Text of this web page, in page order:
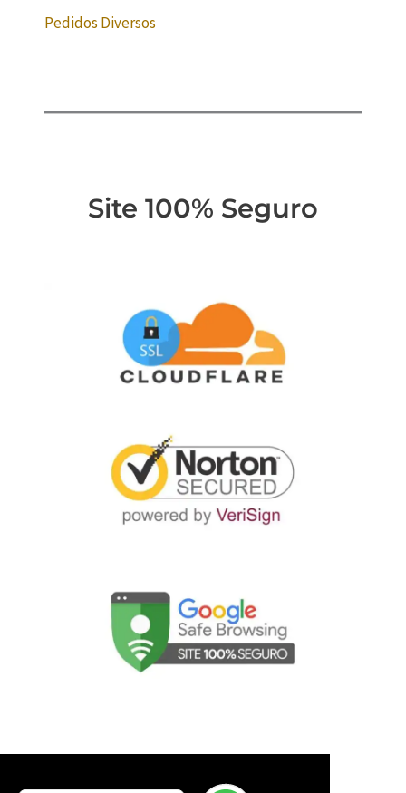
Pedidos Diversos
Site 100% Seguro